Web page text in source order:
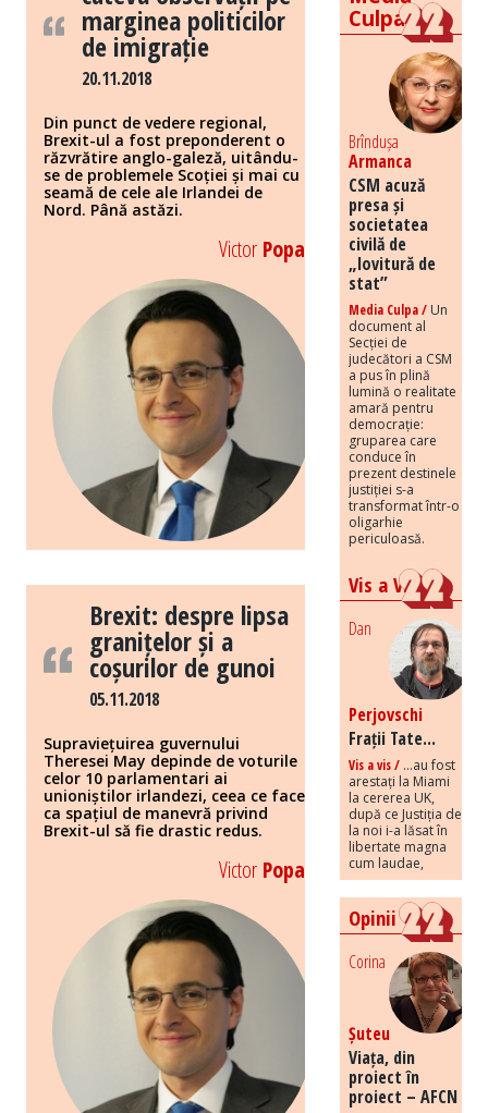
marginea politicilor
de imigrație
20.11.2018
Din punct de vedere regional,
Brexit-ul a fost preponderent o
răzvrătire anglo-galeză, uitându-
se de problemele Scoției și mai cu
seamă de cele ale Irlandei de
Nord. Până astăzi.
Victor Popa
Brexit: despre lipsa
granițelor și a
coșurilor de gunoi
05.11.2018
Supraviețuirea guvernului
Theresei May depinde de voturile
celor 10 parlamentari ai
unioniștilor irlandezi, ceea ce face
ca spațiul de manevră privind
Brexit-ul să fie drastic redus.
Victor Popa
Culpa
Brîndușa
Armanca
CSM acuză
presa și
societatea
civilă de
„lovitură de
stat”
Media Culpa / Un
document al
Secției de
judecători a CSM
a pus în plină
lumină o realitate
amară pentru
democrație:
gruparea care
conduce în
prezent destinele
justiției s-a
transformat într-o
oligarhie
periculoasă.
Vis a Vis
Dan
Perjovschi
Frații Tate...
Vis a vis / ...au fost
arestați la Miami
la cererea UK,
după ce Justiția de
la noi i-a lăsat în
libertate magna
cum laudae,
Opinii
Corina
Șuteu
Viața, din
proiect în
proiect – AFCN